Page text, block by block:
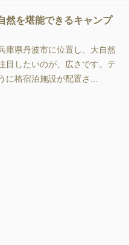
然を堪能できるキャンプ
庫県丹波市に位置し、大自然
目したいのが、広さです。テ
格宿泊施設が配置さ...